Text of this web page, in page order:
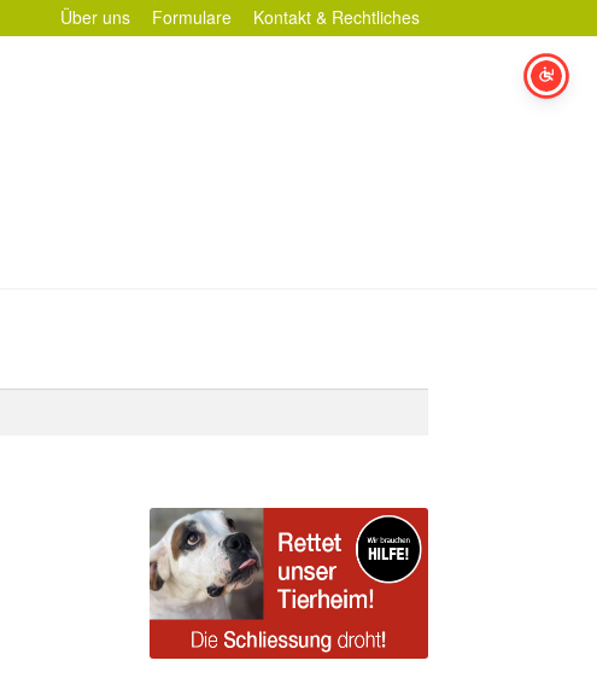
Über uns Formulare Kontakt & Rechtliches